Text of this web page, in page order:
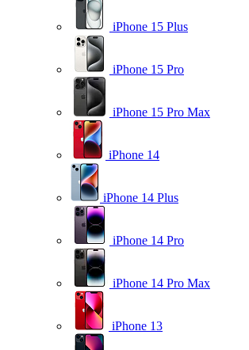
iPhone 15 Plus
iPhone 15 Pro
iPhone 15 Pro Max
iPhone 14
iPhone 14 Plus
iPhone 14 Pro
iPhone 14 Pro Max
iPhone 13